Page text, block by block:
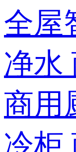
全屋
净水
商用
冷柜